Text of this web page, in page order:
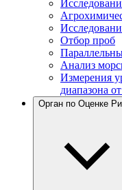
Отбор проб
Анализ
Измерения
диапазона
Орган по Оценке